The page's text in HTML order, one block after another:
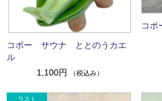
コポー サウナ ととのうカエ
ル
1,100円
（税込み）
コ